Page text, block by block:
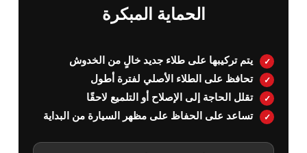
الحماية المبكرة
يتم تركيبها على طلاء جديد خالٍ من الخدوش
تحافظ على الطلاء الأصلي لفترة أطول
تقلل الحاجة إلى الإصلاح أو التلميع لاحقًا
تساعد على الحفاظ على مظهر السيارة من البداية